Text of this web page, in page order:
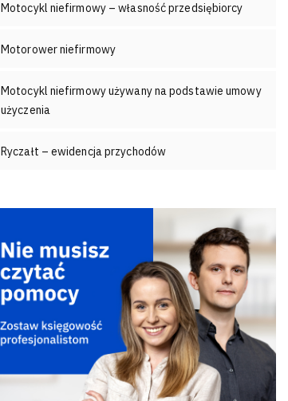
Motocykl niefirmowy – własność przedsiębiorcy
Motorower niefirmowy
Motocykl niefirmowy używany na podstawie umowy
użyczenia
Ryczałt – ewidencja przychodów